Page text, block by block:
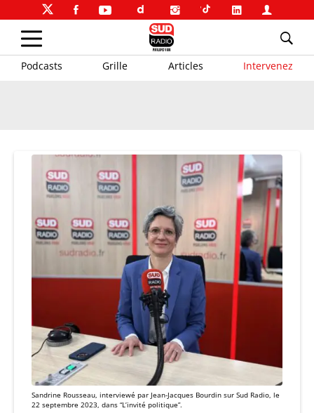
Podcasts Grille Articles Intervenez
Sandrine Rousseau, interviewé par Jean-Jacques Bourdin sur Sud Radio, le
22 septembre 2023, dans “L’invité politique”.